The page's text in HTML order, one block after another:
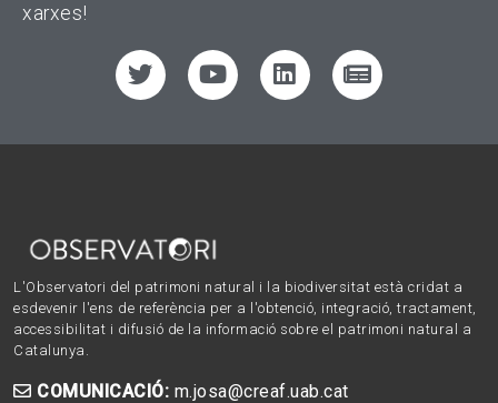
xarxes!
L'Observatori del patrimoni natural i la biodiversitat està cridat a
esdevenir l'ens de referència per a l'obtenció, integració, tractament,
accessibilitat i difusió de la informació sobre el patrimoni natural a
Catalunya.
COMUNICACIÓ: m.josa@creaf.uab.cat